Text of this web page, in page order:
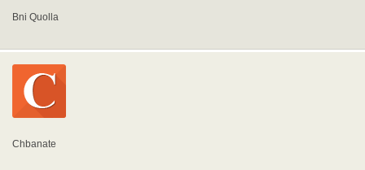
Bni Quolla
Chbanate